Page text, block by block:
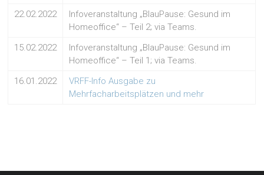
22.02.2022
Infoveranstaltung „BlauPause: Gesund im
Homeoffice“ – Teil 2; via Teams.
15.02.2022
Infoveranstaltung „BlauPause: Gesund im
Homeoffice“ – Teil 1; via Teams.
16.01.2022
VRFF-Info Ausgabe zu
Mehrfacharbeitsplätzen und mehr